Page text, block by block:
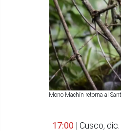
Mono Machín retorna al
17:00 | Cusco, dic.